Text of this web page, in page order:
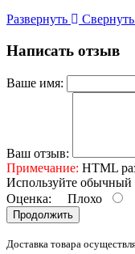
Развернуть
Свернуть
Написать отзыв
Ваше имя:
Ваш отзыв:
Примечание: HTML
Используйте обычный
Оценка: Плохо
Продолжить
Доставка товара